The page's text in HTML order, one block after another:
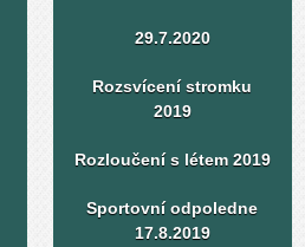
29.7.2020
Rozsvícení stromku
2019
Rozloučení s létem 2019
Sportovní odpoledne
17.8.2019